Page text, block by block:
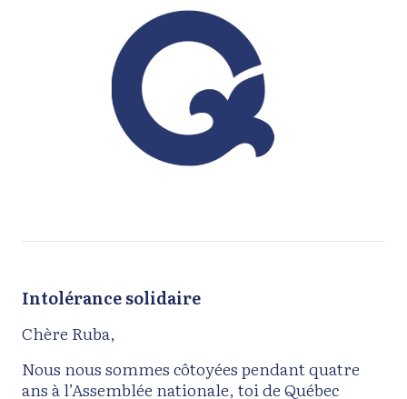
Intolérance solidaire
Chère Ruba,
Nous nous sommes côtoyées pendant quatre
ans à l’Assemblée nationale, toi de Québec